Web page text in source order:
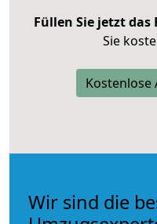
Füllen Sie jetzt
Sie
Kostenlose
Wir sind die